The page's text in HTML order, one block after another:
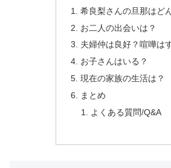
希良梨さんの旦那はど
お二人の出会いは？
夫婦仲は良好？喧嘩は
お子さんはいる？
現在の家族の生活は？
まとめ
よくある質問/Q&A